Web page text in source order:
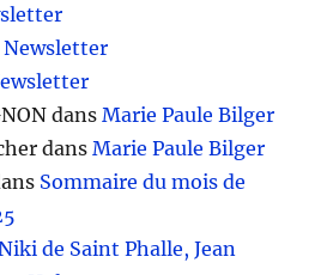
Newsletter
dansMarie Paule Bilger
dansMarie Paule Bilger
Sommaire du mois de
de Saint Phalle, Jean